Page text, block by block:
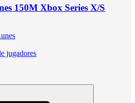
150M Xbox Series X/S
jugadores